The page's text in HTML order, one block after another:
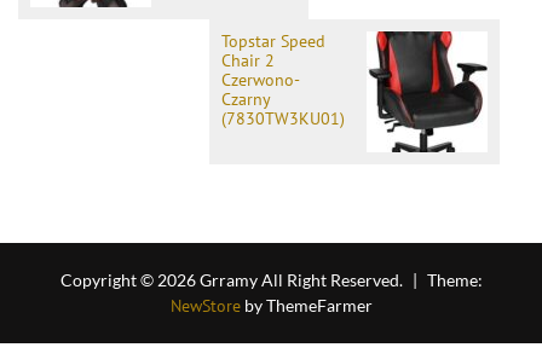
Topstar Speed
Chair 2
Czerwono-
Czarny
(7830TW3KU01)
Copyright © 2026 Grramy All Right Reserved. | Theme:
NewStoreby ThemeFarmer